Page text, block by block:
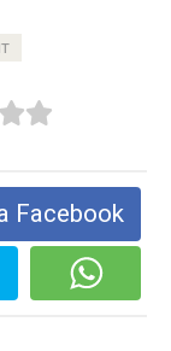
Facebook